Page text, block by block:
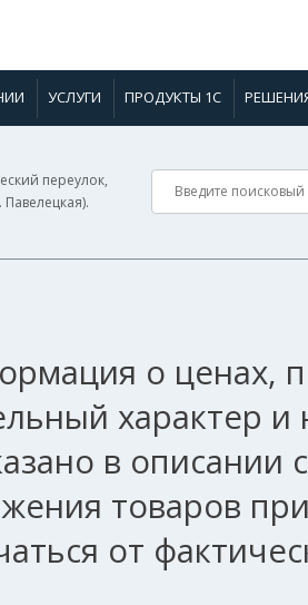
УСЛУГИ ПРОДУКТЫ 1С
переулок,
о ценах,
характер
в описании
товаров
от